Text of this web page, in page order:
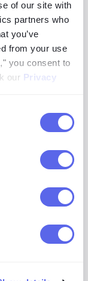
of our site with
partners who
you’ve
from your use
you consent to
our Privacy
infrações de
sua marca
ajudar a
– detecção e
autorais